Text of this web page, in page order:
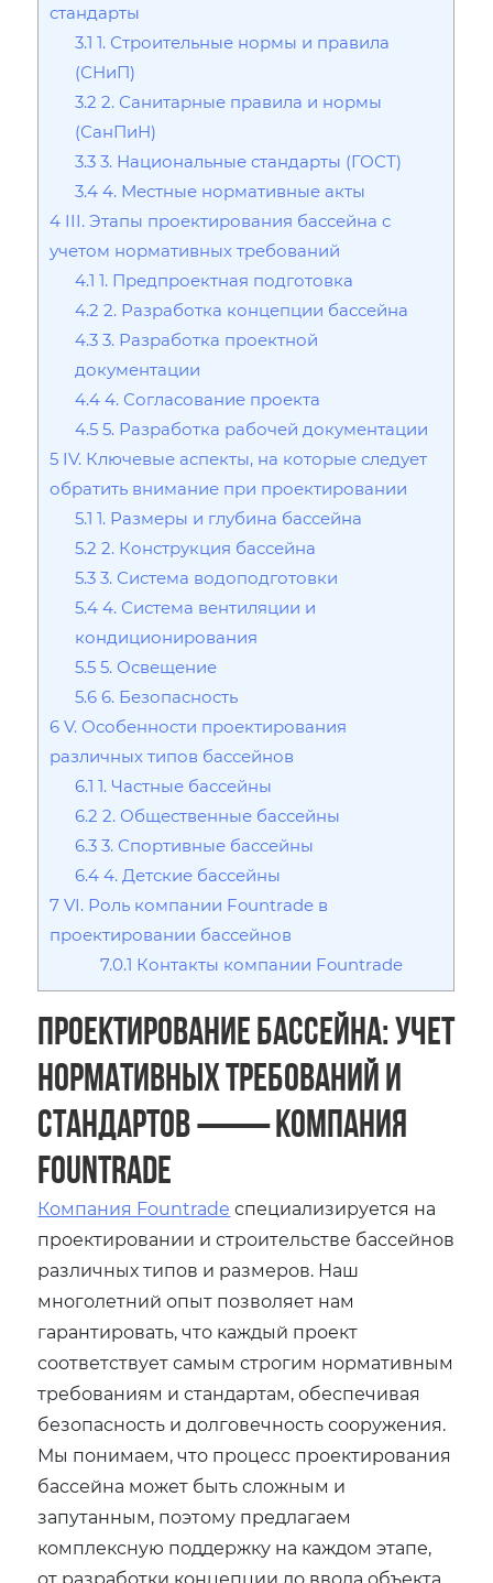
стандарты
3.1 1. Строительные нормы и правила
(СНиП)
3.2 2. Санитарные правила и нормы
(СанПиН)
3.3 3. Национальные стандарты (ГОСТ)
3.4 4. Местные нормативные акты
4 III. Этапы проектирования бассейна с
учетом нормативных требований
4.1 1. Предпроектная подготовка
4.2 2. Разработка концепции бассейна
4.3 3. Разработка проектной
документации
4.4 4. Согласование проекта
4.5 5. Разработка рабочей документации
5 IV. Ключевые аспекты, на которые следует
обратить внимание при проектировании
5.1 1. Размеры и глубина бассейна
5.2 2. Конструкция бассейна
5.3 3. Система водоподготовки
5.4 4. Система вентиляции и
кондиционирования
5.5 5. Освещение
5.6 6. Безопасность
6 V. Особенности проектирования
различных типов бассейнов
6.1 1. Частные бассейны
6.2 2. Общественные бассейны
6.3 3. Спортивные бассейны
6.4 4. Детские бассейны
7 VI. Роль компании Fountrade в
проектировании бассейнов
7.0.1 Контакты компании Fountrade
Проектирование бассейна: учет
нормативных требований и
стандартов ⸺ Компания
Fountrade
Компания Fountrade специализируется на
проектировании и строительстве бассейнов
различных типов и размеров. Наш
многолетний опыт позволяет нам
гарантировать, что каждый проект
соответствует самым строгим нормативным
требованиям и стандартам, обеспечивая
безопасность и долговечность сооружения.
Мы понимаем, что процесс проектирования
бассейна может быть сложным и
запутанным, поэтому предлагаем
комплексную поддержку на каждом этапе,